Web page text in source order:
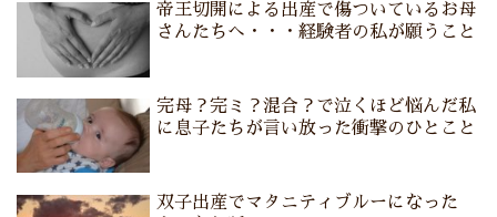
帝王切開による出産で傷ついているお母
さんたちへ・・・経験者の私が願うこと
完母？完ミ？混合？で泣くほど悩んだ私
に息子たちが言い放った衝撃のひとこと
双子出産でマタニティブルーになった